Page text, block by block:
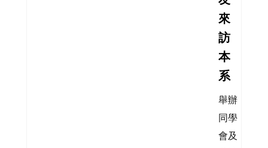
來
訪
本
系
舉辦
同學
會及